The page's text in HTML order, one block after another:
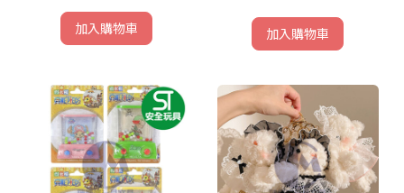
加入購物車 加入購物車